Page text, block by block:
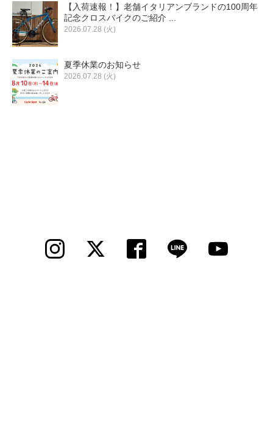
【入荷速報！】老舗イタリアンブランドの100周年
記念クロスバイクのご紹介 ...
2026.07.28 (火)
夏季休業のお知らせ
2026.07.28 (火)